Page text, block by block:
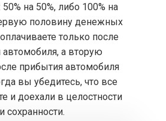
на 50%, либо 100% на
половину денежных
только после
автомобиля, а вторую
прибытия автомобиля
вы убедитесь, что все
и доехали в целостности
и сохранности.